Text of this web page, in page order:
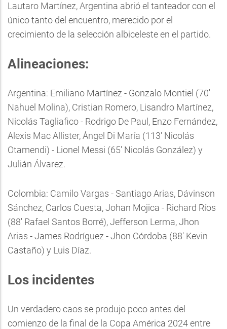
Lautaro Martínez, Argentina abrió el tanteador con el
único tanto del encuentro, merecido por el
crecimiento de la selección albiceleste en el partido.
Alineaciones:
Argentina: Emiliano Martínez - Gonzalo Montiel (70'
Nahuel Molina), Cristian Romero, Lisandro Martínez,
Nicolás Tagliafico - Rodrigo De Paul, Enzo Fernández,
Alexis Mac Allister, Ángel Di María (113' Nicolás
Otamendi) - Lionel Messi (65' Nicolás González) y
Julián Álvarez.
Colombia: Camilo Vargas - Santiago Arias, Dávinson
Sánchez, Carlos Cuesta, Johan Mojica - Richard Ríos
(88' Rafael Santos Borré), Jefferson Lerma, Jhon
Arias - James Rodríguez - Jhon Córdoba (88' Kevin
Castaño) y Luis Díaz.
Los incidentes
Un verdadero caos se produjo poco antes del
comienzo de la final de la Copa América 2024 entre